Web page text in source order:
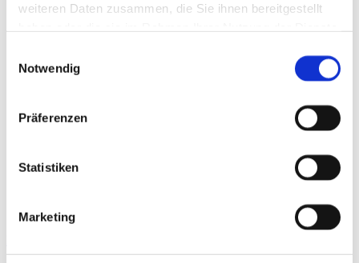
weiteren Daten zusammen, die Sie ihnen bereitgestellt
Notwendig
Präferenzen
Statistiken
Marketing